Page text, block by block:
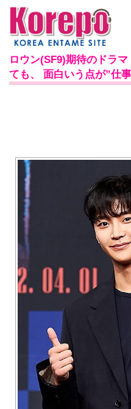
ロウン(SF9)期待のドラ
ても、 面白いう点が”仕